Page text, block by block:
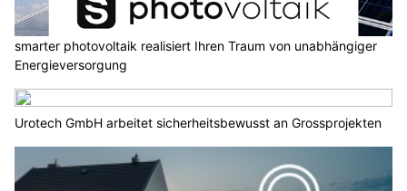
smarter photovoltaik realisiert Ihren Traum von unabhängiger
Energieversorgung
Urotech GmbH arbeitet sicherheitsbewusst an Grossprojekten